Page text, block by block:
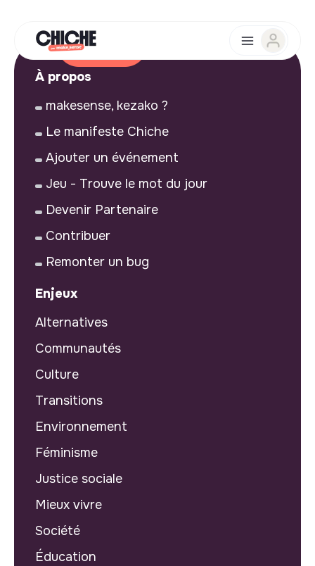
À propos
makesense, kezako ?
Le manifeste Chiche
Ajouter un événement
Jeu - Trouve le mot du jour
Devenir Partenaire
Contribuer
Remonter un bug
Enjeux
Alternatives
Communautés
Culture
Transitions
Environnement
Féminisme
Justice sociale
Mieux vivre
Société
Éducation